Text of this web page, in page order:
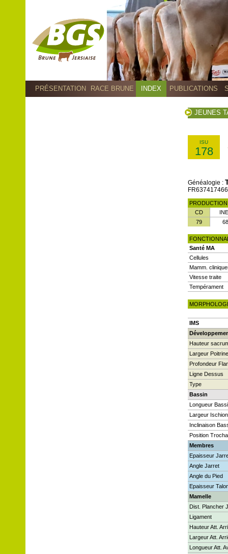
PRÉSENTATION RACE BRUNE INDEX PUBLICATIONS
JEUNES
ISU
178
Généalogie :
CD
79
68
Santé MA
Cellules
Mamm.
Vitesse traite
Tempérament
IMS
Hauteur
Largeur Poitrine
Profondeur
Ligne Dessus
Type
Bassin
Longueur
Largeur
Inclinaison
Position
Membres
Epaisseur
Angle Jarret
Angle du Pied
Epaisseur
Mamelle
Dist. Plancher
Ligament
Hauteur Att.
Largeur Att.
Longueur Att.